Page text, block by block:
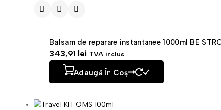
Balsam de reparare instantanee 1000ml BE
343,91 lei TVA inclus
Adaugă În Coș